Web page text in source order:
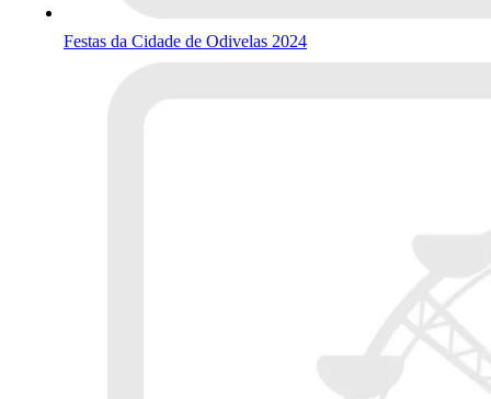
Festas da Cidade de Odivelas 2024